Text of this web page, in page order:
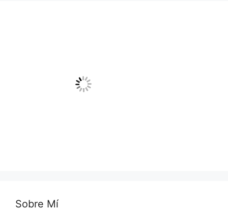
Sobre Mí